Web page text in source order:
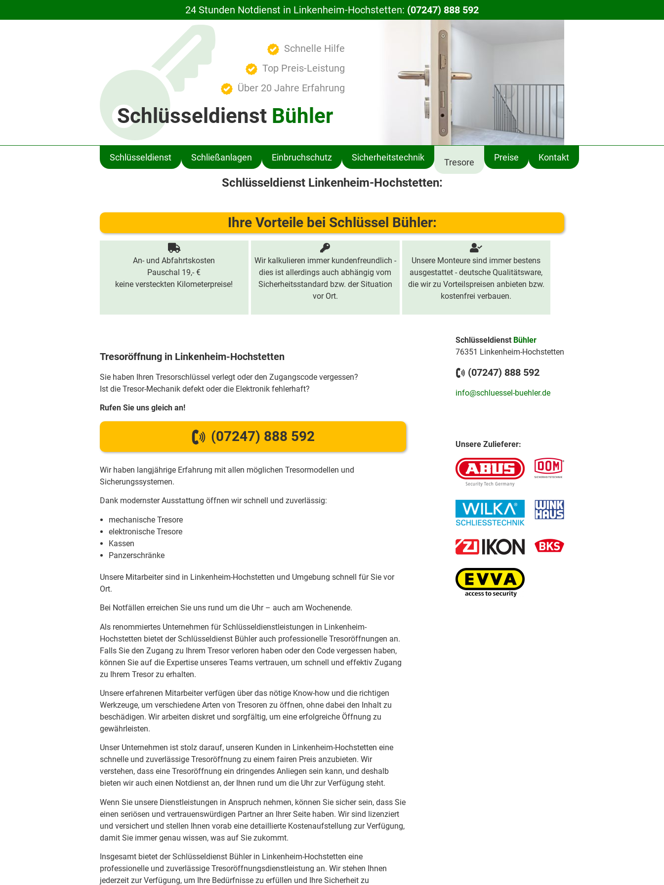
24 Stunden Notdienst in Linkenheim-Hochstetten: (07247) 888 592
Schnelle Hilfe
Top Preis-Leistung
Über 20 Jahre Erfahrung
Schlüsseldienst Bühler
Schlüsseldienst Schließanlagen Einbruchschutz Sicherheitstechnik Tresore Preise Kontakt
Schlüsseldienst Linkenheim-Hochstetten:
Ihre Vorteile bei Schlüssel Bühler:
An- und Abfahrtskosten
Pauschal 19,- €
keine versteckten Kilometerpreise!
Wir kalkulieren immer kundenfreundlich -
dies ist allerdings auch abhängig vom
Sicherheitsstandard bzw. der Situation
vor Ort.
Unsere Monteure sind immer bestens
ausgestattet - deutsche Qualitätsware,
die wir zu Vorteilspreisen anbieten bzw.
kostenfrei verbauen.
Tresoröffnung in Linkenheim-Hochstetten
Sie haben Ihren Tresorschlüssel verlegt oder den Zugangscode vergessen?
Ist die Tresor-Mechanik defekt oder die Elektronik fehlerhaft?
Rufen Sie uns gleich an!
(07247) 888 592
Wir haben langjährige Erfahrung mit allen möglichen Tresormodellen und
Sicherungssystemen.
Dank modernster Ausstattung öffnen wir schnell und zuverlässig:
mechanische Tresore
elektronische Tresore
Kassen
Panzerschränke
Unsere Mitarbeiter sind in Linkenheim-Hochstetten und Umgebung schnell für Sie vor
Ort.
Bei Notfällen erreichen Sie uns rund um die Uhr – auch am Wochenende.
Als renommiertes Unternehmen für Schlüsseldienstleistungen in Linkenheim-
Hochstetten bietet der Schlüsseldienst Bühler auch professionelle Tresoröffnungen an.
Falls Sie den Zugang zu Ihrem Tresor verloren haben oder den Code vergessen haben,
können Sie auf die Expertise unseres Teams vertrauen, um schnell und effektiv Zugang
zu Ihrem Tresor zu erhalten.
Unsere erfahrenen Mitarbeiter verfügen über das nötige Know-how und die richtigen
Werkzeuge, um verschiedene Arten von Tresoren zu öffnen, ohne dabei den Inhalt zu
beschädigen. Wir arbeiten diskret und sorgfältig, um eine erfolgreiche Öffnung zu
gewährleisten.
Unser Unternehmen ist stolz darauf, unseren Kunden in Linkenheim-Hochstetten eine
schnelle und zuverlässige Tresoröffnung zu einem fairen Preis anzubieten. Wir
verstehen, dass eine Tresoröffnung ein dringendes Anliegen sein kann, und deshalb
bieten wir auch einen Notdienst an, der Ihnen rund um die Uhr zur Verfügung steht.
Wenn Sie unsere Dienstleistungen in Anspruch nehmen, können Sie sicher sein, dass Sie
einen seriösen und vertrauenswürdigen Partner an Ihrer Seite haben. Wir sind lizenziert
und versichert und stellen Ihnen vorab eine detaillierte Kostenaufstellung zur Verfügung,
damit Sie immer genau wissen, was auf Sie zukommt.
Insgesamt bietet der Schlüsseldienst Bühler in Linkenheim-Hochstetten eine
professionelle und zuverlässige Tresoröffnungsdienstleistung an. Wir stehen Ihnen
jederzeit zur Verfügung, um Ihre Bedürfnisse zu erfüllen und Ihre Sicherheit zu
Schlüsseldienst Bühler
76351 Linkenheim-Hochstetten
(07247) 888 592
info@schluessel-buehler.de
Unsere Zulieferer: